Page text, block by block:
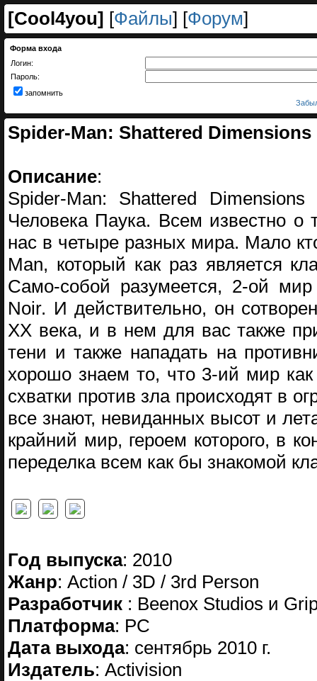
[Cool4you] [Файлы] [Форум]
Форма входа
Логин:
Пароль:
запомнить
Spider-Man: Shattered Dimensions
Описание:
Spider-Man: Shattered
Человека Паука. Всем известно о
нас в четыре разных мира. Мало
Man, который как раз является
Само-собой разумеется, 2-ой
Noir. И действительно, он
XX века, и в нем для вас также
тени и также нападать на
хорошо знаем то, что 3-ий мир
схватки против зла происходят в
все знают, невиданных высот и
крайний мир, героем которого, в
переделка всем как бы знакомой
Год выпуска: 2010
Жанр: Action / 3D / 3rd Person
Разработчик : Beenox Studios и
Платформа: PC
Дата выхода: сентябрь 2010 г.
Издатель: Activision